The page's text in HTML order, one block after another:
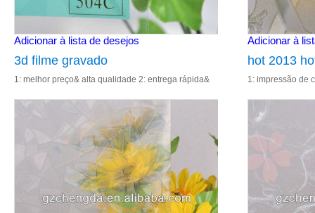
Adicionar à lista de desejos
3d filme gravado
1: melhor preço& alta qualidade 2: entrega rápida&
excelente serviço 3: impressão de cor 4: fábrica
Adicionar à
hot 2013
janela
1: impressão de
vender bem 4: